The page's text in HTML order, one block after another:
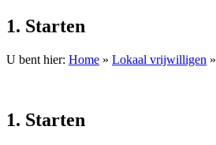
1. Starten
U bent hier: Home » Lokaal vrijwilligen »
1. Starten